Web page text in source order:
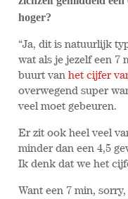
hoger?
“Ja, dit is natuurlijk
wat als je jezelf een 7
buurt vanhet cijfer
overwegend super
veel moet gebeuren.
Er zit ook heel veel
minder dan een 4,5
Ik denk dat we het
Want een 7 min,